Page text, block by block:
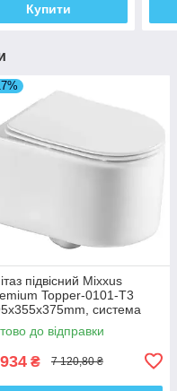
Купити
підвісний Mixxus
Topper-0101-T3
система
Tornado 1.0 (MP6476)
до відправки
₴ 7 120,80 ₴